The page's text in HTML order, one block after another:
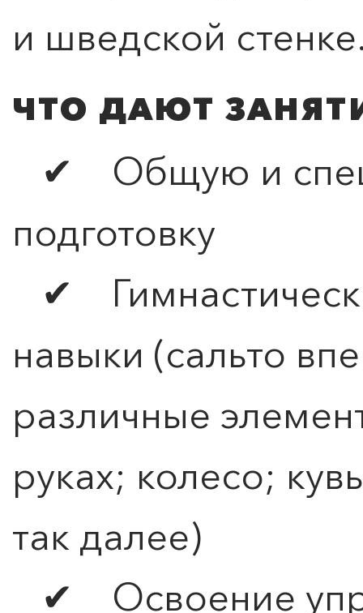
и шведской
ЧТО ДАЮТ
✔ Общую и
подготовку
✔
навыки (сальто
различные
руках; колесо;
так далее)
✔ Освоение